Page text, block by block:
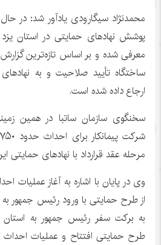
پوشش نهادهای حمایتی در استان
معرفی شده و بر اساس تازه‌ترین گزارش در
ساختگاهتأیید صلاحیت و به
ارجاع داده شده است.
سخنگوی سازمانساتبا در همین
مرحله عقد قرارداد با نهادهای حمایتی
از طرح حمایتی با ورود رئیس جمهور